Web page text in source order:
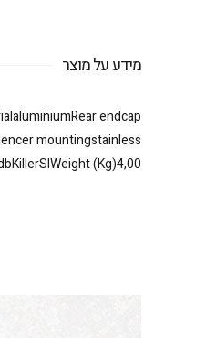
מידע על מוצר
endcap
mountingstainless
(Kg)4,00